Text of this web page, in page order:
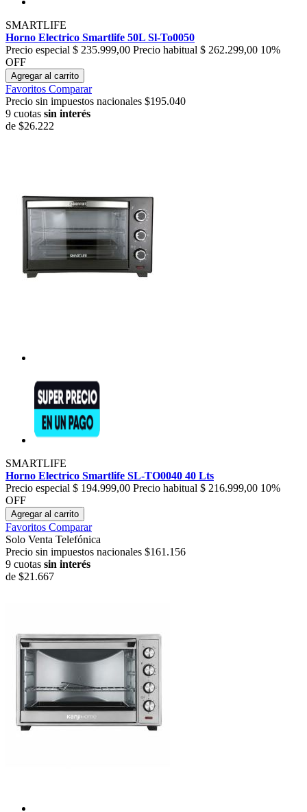
SMARTLIFE
Horno Electrico Smartlife 50L Sl-To0050
Precio especial $ 235.999,00 Precio habitual $ 262.299,00 10%
OFF
Agregar al carrito
Favoritos Comparar
Precio sin impuestos nacionales $195.040
9 cuotas sin interés
de $26.222
SMARTLIFE
Horno Electrico Smartlife SL-TO0040 40 Lts
Precio especial $ 194.999,00 Precio habitual $ 216.999,00 10%
OFF
Agregar al carrito
Favoritos Comparar
Solo Venta Telefónica
Precio sin impuestos nacionales $161.156
9 cuotas sin interés
de $21.667